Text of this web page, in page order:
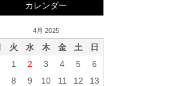
カレンダー
4月 2025
火 水 木 金 土 日
1 2 3 4 5
6
8 9 10 11 12
13